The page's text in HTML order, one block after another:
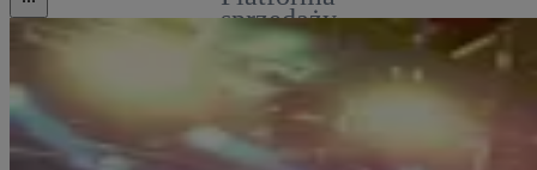
sprzedaży
biletów
viagogo